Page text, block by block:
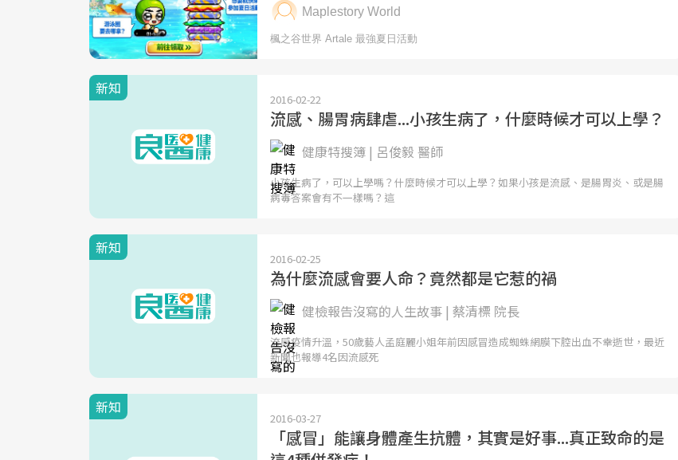
新知
2016-02-22
流感、腸胃病肆虐...小孩生病了，什麼時候才可以上學？
健康特搜簿 | 呂俊毅 醫師
小孩生病了，可以上學嗎？什麼時候才可以上學？如果小孩是流感、是腸胃炎、或是腸
病毒答案會有不一樣嗎？這
新知
2016-02-25
為什麼流感會要人命？竟然都是它惹的禍
健檢報告沒寫的人生故事 | 蔡清標 院長
流感疫情升溫，50歲藝人孟庭麗小姐年前因感冒造成蜘蛛網膜下腔出血不幸逝世，最近
新聞也報導4名因流感死
新知
2016-03-27
「感冒」能讓身體產生抗體，其實是好事...真正致命的是